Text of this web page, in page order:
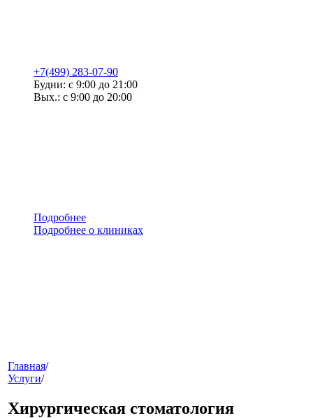
+7(499) 283-07-90
Будни: с 9:00 до 21:00
Вых.: с 9:00 до 20:00
Подробнее
Подробнее о клиниках
меню
Главная/
Услуги/
Хирургическая стоматология